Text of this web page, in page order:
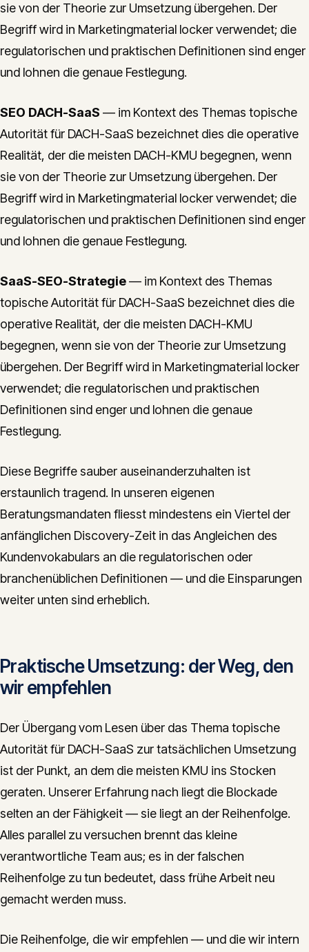
sie von der Theorie zur Umsetzung übergehen. Der
Begriff wird in Marketingmaterial locker verwendet; die
regulatorischen und praktischen Definitionen sind enger
und lohnen die genaue Festlegung.
SEO DACH-SaaS — im Kontext des Themas topische
Autorität für DACH-SaaS bezeichnet dies die operative
Realität, der die meisten DACH-KMU begegnen, wenn
sie von der Theorie zur Umsetzung übergehen. Der
Begriff wird in Marketingmaterial locker verwendet; die
regulatorischen und praktischen Definitionen sind enger
und lohnen die genaue Festlegung.
SaaS-SEO-Strategie— im Kontext des Themas
topische Autorität für DACH-SaaS bezeichnet dies die
operative Realität, der die meisten DACH-KMU
begegnen, wenn sie von der Theorie zur Umsetzung
übergehen. Der Begriff wird in Marketingmaterial locker
verwendet; die regulatorischen und praktischen
Definitionen sind enger und lohnen die genaue
Festlegung.
Diese Begriffe sauber auseinanderzuhalten ist
erstaunlich tragend. In unseren eigenen
Beratungsmandaten fliesst mindestens ein Viertel der
anfänglichen Discovery-Zeit in das Angleichen des
Kundenvokabulars an die regulatorischen oder
branchenüblichen Definitionen — und die Einsparungen
weiter unten sind erheblich.
Praktische Umsetzung: der Weg, den
wir empfehlen
Der Übergang vom Lesen über das Thema topische
Autorität für DACH-SaaS zur tatsächlichen Umsetzung
ist der Punkt, an dem die meisten KMU ins Stocken
geraten. Unserer Erfahrung nach liegt die Blockade
selten an der Fähigkeit — sie liegt an der Reihenfolge.
Alles parallel zu versuchen brennt das kleine
verantwortliche Team aus; es in der falschen
Reihenfolge zu tun bedeutet, dass frühe Arbeit neu
gemacht werden muss.
Die Reihenfolge, die wir empfehlen — und die wir intern